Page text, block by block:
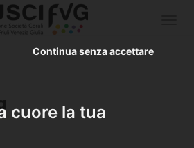
cuore la tua
Continua senza accettare